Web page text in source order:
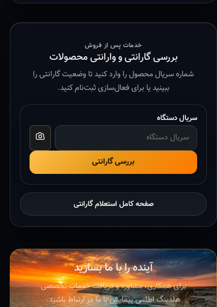
خدمات پس از فروش
بررسی گارانتی و وارانتی محصولات
شماره سریال محصول را وارد کنید تا وضعیت گارانتی را
ببینید یا برای فعال‌سازی ثبت‌نام کنید.
سریال دستگاه
بررسی گارانتی
صفحه کامل استعلام گارانتی
آینده را با ما بسازید
برای همکاری، مشاوره و دریافت خدمات تخصصی
هلدینگ اطلس پیمایش با ما در ارتباط باشید.